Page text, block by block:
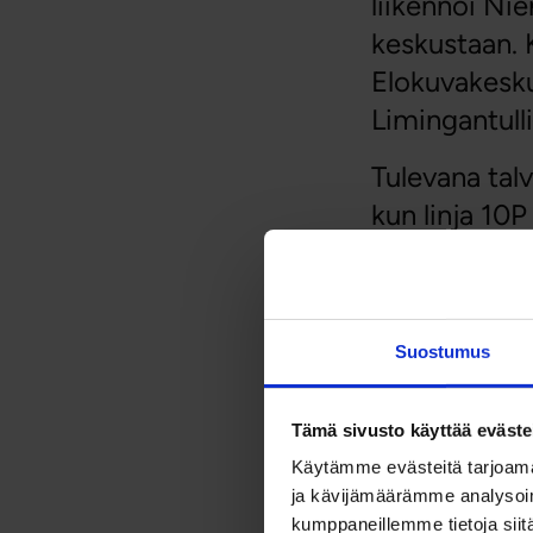
Suostumus
Tämä sivusto käyttää
Käytämme evästeitä
ja kävijämäärämme
kumppaneillemme tietoja
keskustaan.
Tulevana
kun linja
Viime
ja B. Linja
2025.